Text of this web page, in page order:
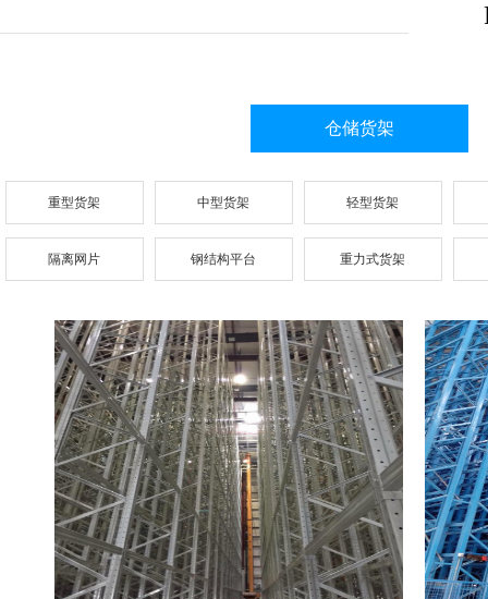
仓储货架
重型货架 中型货架 轻型货架
隔离网片 钢结构平台 重力式货架